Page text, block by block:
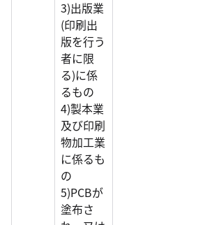
3)出版業
(印刷出
版を行う
者に限
る)に係
るもの
4)製本業
及び印刷
物加工業
に係るも
の
5)PCBが
塗布さ